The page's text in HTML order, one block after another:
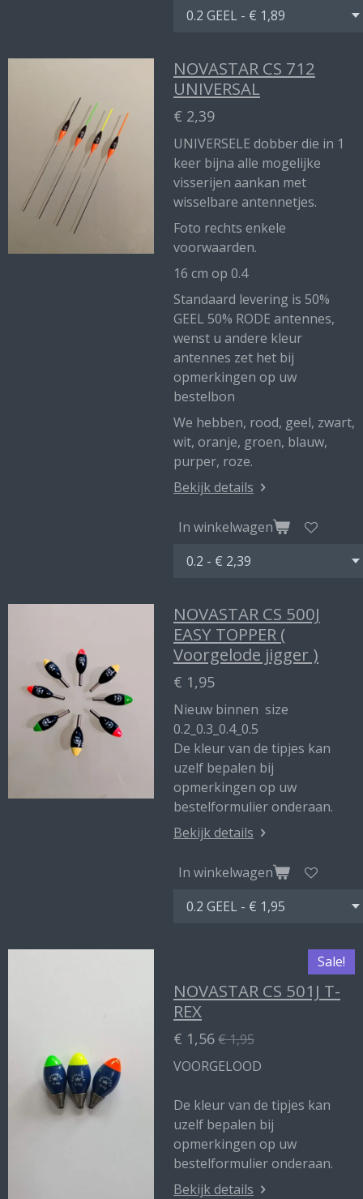
NOVASTAR CS 712
UNIVERSAL
€ 2,39
UNIVERSELE dobber die in 1
keer bijna alle mogelijke
visserijen aankan met
wisselbare antennetjes.
Foto rechts enkele
voorwaarden.
16 cm op 0.4
Standaard levering is 50%
GEEL 50% RODE antennes,
wenst u andere kleur
antennes zet het bij
opmerkingen op uw
bestelbon
We hebben, rood, geel, zwart,
wit, oranje, groen, blauw,
purper, roze.
Bekijk details
In winkelwagen
NOVASTAR CS 500J
EASY TOPPER (
Voorgelode jigger )
€ 1,95
Nieuw binnen size
0.2_0.3_0.4_0.5
De kleur van de tipjes kan
uzelf bepalen bij
opmerkingen op uw
bestelformulier onderaan.
Bekijk details
In winkelwagen
Sale!
NOVASTAR CS 501J T-
REX
€ 1,56€ 1,95
VOORGELOOD
De kleur van de tipjes kan
uzelf bepalen bij
opmerkingen op uw
bestelformulier onderaan.
Bekijk details